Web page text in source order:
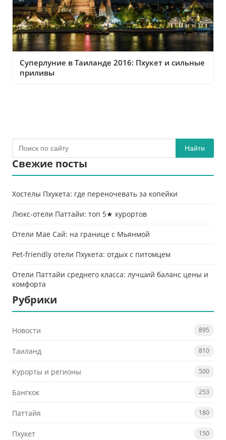
Суперлуние в Таиланде 2016: Пхукет и сильные
приливы
Найти
Свежие посты
Хостелы Пхукета: где переночевать за копейки
Люкс-отели Паттайи: топ 5★ курортов
Отели Мае Сай: на границе с Мьянмой
Pet-friendly отели Пхукета: отдых с питомцем
Отели Паттайи среднего класса: лучший баланс цены и
комфорта
Рубрики
Новости 895
Таиланд 810
Курорты и регионы 500
Бангкок 253
Паттайя 180
Пхукет 150